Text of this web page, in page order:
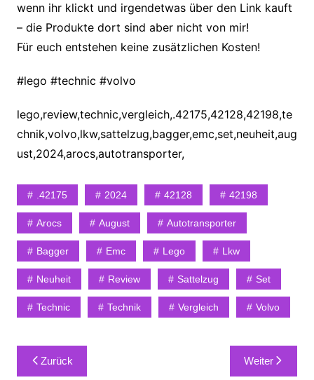
wenn ihr klickt und irgendetwas über den Link kauft
– die Produkte dort sind aber nicht von mir!
Für euch entstehen keine zusätzlichen Kosten!
#lego #technic #volvo
lego,review,technic,vergleich,.42175,42128,42198,te
chnik,volvo,lkw,sattelzug,bagger,emc,set,neuheit,aug
ust,2024,arocs,autotransporter,
.42175 2024 42128 42198
Arocs August Autotransporter
Bagger Emc Lego Lkw
Neuheit Review Sattelzug Set
Technic Technik Vergleich Volvo
Beitragsnavigation
Zurück Weiter